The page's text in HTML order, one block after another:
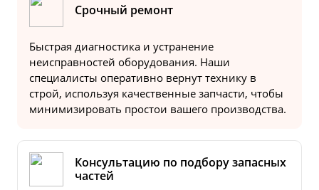
Срочный ремонт
Быстрая диагностика и устранение
неисправностей оборудования. Наши
специалисты оперативно вернут технику в
строй, используя качественные запчасти, чтобы
минимизировать простои вашего производства.
Консультацию по подбору запасных
частей